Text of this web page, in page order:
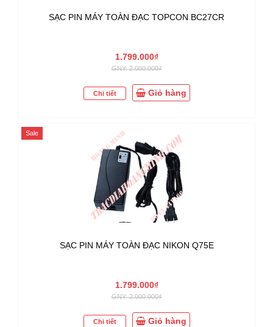
SẠC PIN MÁY TOÀN ĐẠC TOPCON BC27CR
1.799.000₫
GNY: 2.000.000₫
Chi tiết Giỏ hàng
Sale
SẠC PIN MÁY TOÀN ĐẠC NIKON Q75E
1.799.000₫
GNY: 2.000.000₫
Chi tiết Giỏ hàng